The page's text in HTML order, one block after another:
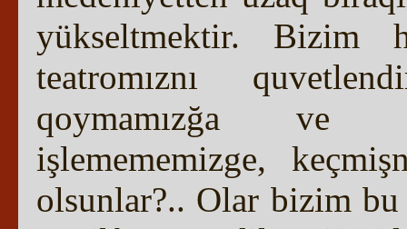
yükseltmektir. Bizim
teatromıznı
qoymamızğa ve
işlemememizge,
olsunlar?.. Olar bizim